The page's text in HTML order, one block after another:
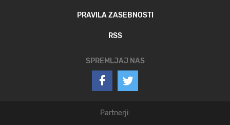
PRAVILA ZASEBNOSTI
RSS
SPREMLJAJ NAS
Partnerji: